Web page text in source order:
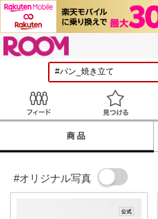
商品
#オリジナル写真